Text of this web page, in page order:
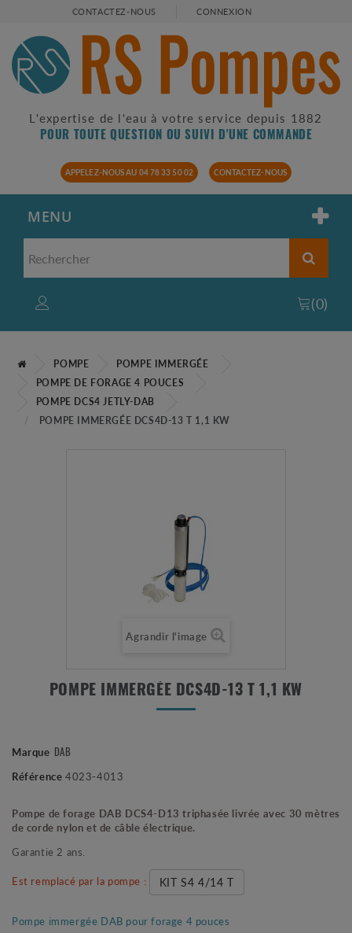
CONTACTEZ-NOUS CONNEXION
L'expertise de l'eau à votre service depuis 1882
POUR TOUTE QUESTION OU SUIVI D'UNE COMMANDE
APPELEZ-NOUS AU 04 78 33 50 02 CONTACTEZ-NOUS
MENU
(0)
POMPE
POMPE IMMERGÉE
POMPE DE FORAGE 4 POUCES
POMPE DCS4 JETLY-DAB
POMPE IMMERGÉE DCS4D-13 T 1,1 KW
Agrandir l'image
POMPE IMMERGÉE DCS4D-13 T 1,1 KW
Marque DAB
Référence 4023-4013
Pompe de forage DAB DCS4-D13 triphasée livrée avec 30 mètres
de corde nylon et de câble électrique.
Garantie 2 ans.
Est remplacé par la pompe :
KIT S4 4/14 T
Pompe immergée DAB pour forage 4 pouces